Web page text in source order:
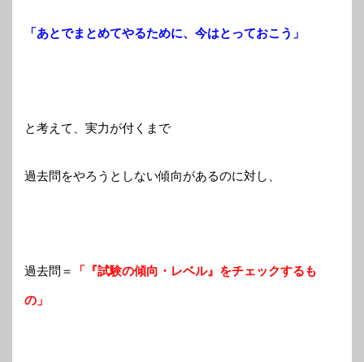
「あとでまとめてやるために、今はとっておこう」
と考えて、実力が付くまで
過去問をやろうとしない傾向があるのに対し、
過去問＝ 「『試験の傾向・レベル』をチェックするも
の」